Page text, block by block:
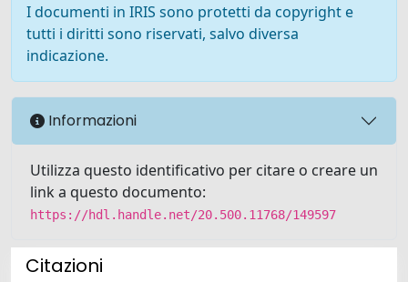
I documenti in IRIS sono protetti da copyright e
tutti i diritti sono riservati, salvo diversa
indicazione.
Informazioni
Utilizza questo identificativo per citare o creare un
link a questo documento:
https://hdl.handle.net/20.500.11768/149597
Citazioni